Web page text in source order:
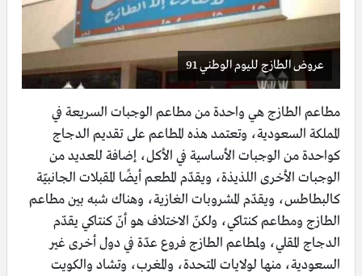
عروض الطازج لليوم الوطني 91
مطاعم الطازج هي واحدة من مطاعم الوجبات السريعة في
المملكة السعودية، وتعتمد هذه المطاعم على تقديم الدجاج
كواحدة من الوجبات الأساسية في الأكل، إضافة للعديد من
الوجبات الأخرى اللذيذة، ويقدّم المطعم أيضًا المقبلات الجانبيّة
كالبطاطس، ويقدّم المشروبات الغازية، وهناك شبه بين مطاعم
الطازج ومطاعم كنتاكي، ولكنّ الاختلاف هو أنّ كنتاكي يقدّم
الدجاج المقلي، ولمطاعم الطازج فروع عدّة في دول أخرى غير
السعودية، منها لولايات المتحدة، والمغرب، وتشاد والكويت